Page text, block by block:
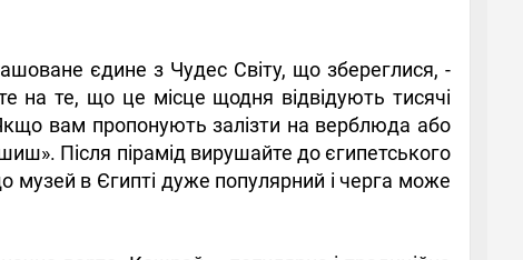
єдине з Чудес Світу, що збереглися, -
те, що це місце щодня відвідують тисячі
вам пропонують залізти на верблюда або
Після пірамід вирушайте до єгипетського
музей в Єгипті дуже популярний і черга може